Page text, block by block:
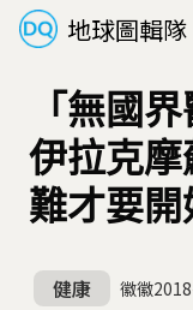
地球圖輯隊
「無國
伊拉克
難才要開
健康 徽徽